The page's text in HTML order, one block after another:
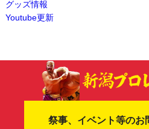
グッズ情報
Youtube更新
祭事、イベント等のお